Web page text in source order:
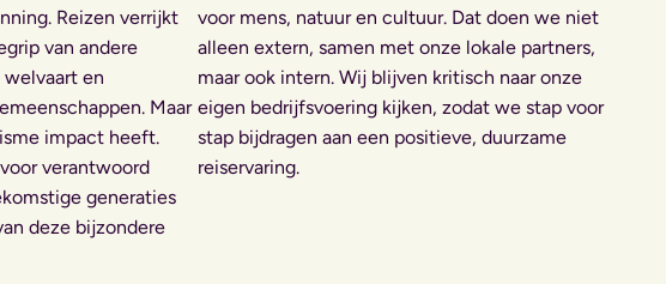
Reizen verrijkt
van andere
en
Maar
impact heeft.
verantwoord
generaties
deze bijzondere
voor mens, natuur en cultuur. Dat doen we niet
alleen extern, samen met onze lokale partners,
maar ook intern. Wij blijven kritisch naar onze
eigen bedrijfsvoering kijken, zodat we stap voor
stap bijdragen aan een positieve, duurzame
reiservaring.